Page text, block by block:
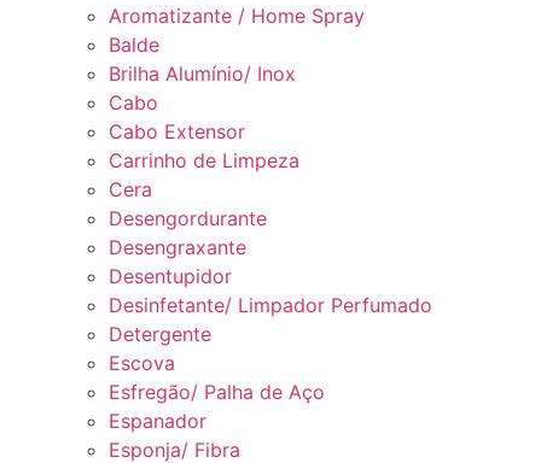
Aromatizante / Home Spray
Balde
Brilha Alumínio/ Inox
Cabo
Cabo Extensor
Carrinho de Limpeza
Cera
Desengordurante
Desengraxante
Desentupidor
Desinfetante/ Limpador Perfumado
Detergente
Escova
Esfregão/ Palha de Aço
Espanador
Esponja/ Fibra